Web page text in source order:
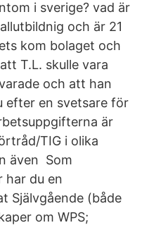
i sverige? vad är
och är 21
kom bolaget och
T.L. skulle vara
och att han
efter en svetsare för
är
TIG i olika
även Som
har du en
Självgående (både
om WPS;